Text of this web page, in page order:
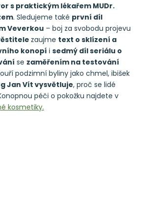
s praktickým lékařem MUDr.
. Sledujeme také první díl
Veverkou – boj za svobodu projevu
zaujme text o sklízení a
konopí i sedmý díl seriálu o
se zaměřením na testování
podzimní byliny jako chmel, ibišek
Jan Vít vysvětluje, proč se lidé
péči o pokožku najdete v
kosmetiky.